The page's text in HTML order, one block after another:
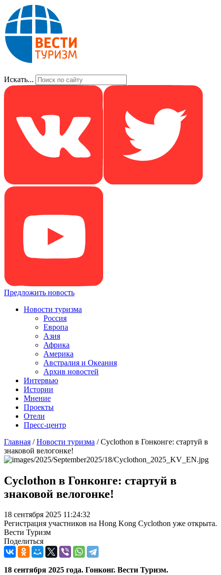
Искать...
Предложить новость
Новости туризма
Россия
Европа
Азия
Африка
Америка
Австралия и Океания
Архив новостей
Интервью
Истории
Мнение
Проекты
Отели
Пресс-центр
Главная /Новости туризма /Cyclothon в Гонконге: стартуй в
знаковой велогонке!
Cyclothon в Гонконге: стартуй в
знаковой велогонке!
18 сентября 2025 11:24:32
Регистрация участников на Hong Kong Cyclothon уже открыта.
Вести Туризм
Поделиться
18 сентября 2025 года. Гонконг. Вести Туризм.